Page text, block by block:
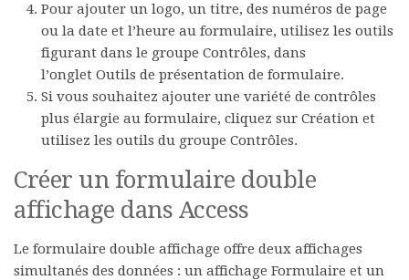
Pour ajouter un logo, un titre, des numéros de page
ou la date et l’heure au formulaire, utilisez les outils
figurant dans le groupe Contrôles, dans
l’onglet Outils de présentation de formulaire.
Si vous souhaitez ajouter une variété de contrôles
plus élargie au formulaire, cliquez sur Création et
utilisez les outils du groupe Contrôles.
Créer un formulaire double
affichage dans Access
Le formulaire double affichage offre deux affichages
simultanés des données : un affichage Formulaire et un